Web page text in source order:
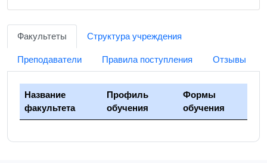
Факультеты
Структура учреждения
Преподаватели
Правила поступления Отзывы
Название
факультета
Профиль
обучения
Формы
обучения